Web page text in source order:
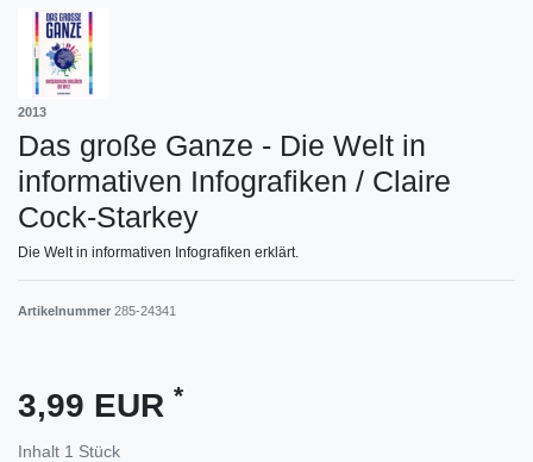
2013
Das große Ganze - Die Welt in
informativen Infografiken / Claire
Cock-Starkey
Die Welt in informativen Infografiken erklärt.
Artikelnummer 285-24341
3,99 EUR *
Inhalt 1 Stück